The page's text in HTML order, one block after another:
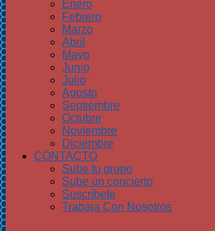
Enero
Febrero
Marzo
Abril
Mayo
Junio
Julio
Agosto
Septiembre
Octubre
Noviembre
Diciembre
CONTACTO
Sube tu grupo
Sube un concierto
Suscríbete
Trabaja Con Nosotros